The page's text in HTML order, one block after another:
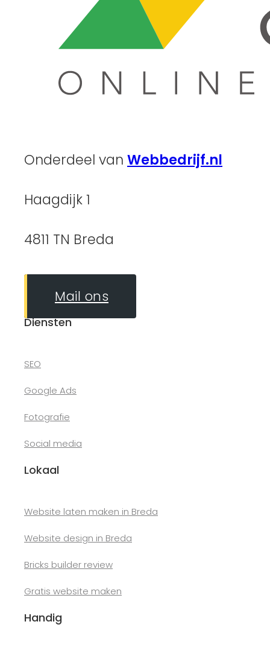
Onderdeel van Webbedrijf.nl
Haagdijk 1
4811 TN Breda
Mail ons
Diensten
SEO
Google Ads
Fotografie
Social media
Lokaal
Website laten maken in Breda
Website design in Breda
Bricks builder review
Gratis website maken
Handig